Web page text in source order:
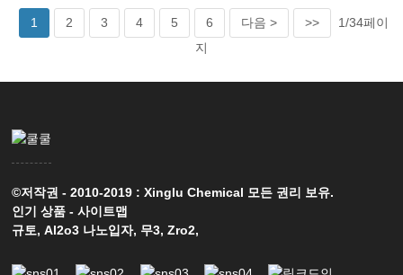
1 2 3 4 5 6 다음 > >>
1/34페이
지
©저작권 - 2010-2019 : Xinglu Chemical 모든 권리 보유.
인기 상품 -사이트맵
규토,Al2o3 나노입자, 무3,Zro2,